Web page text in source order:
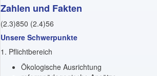
Zahlen und Fakten
(2.3)850 (2.4)56
Unsere Schwerpunkte
1. Pflichtbereich
Ökologische Ausrichtung